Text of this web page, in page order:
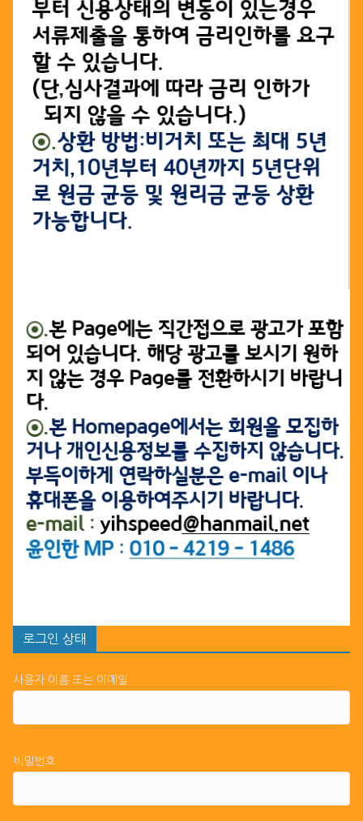
로그인 상태
사용자 이름 또는 이메일
비밀번호